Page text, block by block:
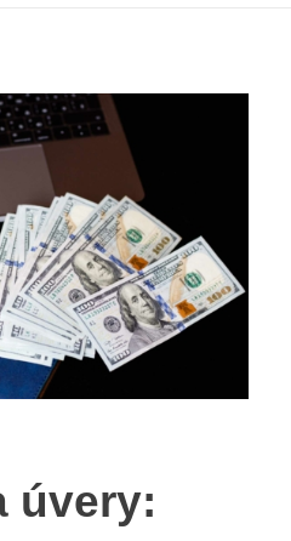
úvery: